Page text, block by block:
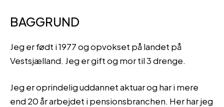
BAGGRUND
Jeg er født i 1977 og opvokset på landet på
Vestsjælland. Jeg er gift og mor til 3 drenge.
Jeg er oprindelig uddannet aktuar og har i mere
end 20 år arbejdet i pensionsbranchen. Her har jeg